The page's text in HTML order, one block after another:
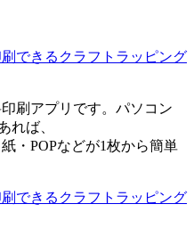
刷アプリです。パソコン
れば、
・POPなどが1枚から簡単